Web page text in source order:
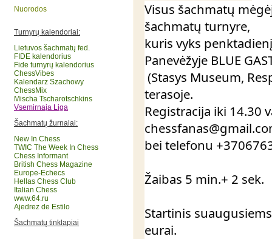
Nuorodos
Turnyrų kalendoriai:
Lietuvos šachmatų fed .
FIDE kalendorius
Fide turnyrų kalendorius
ChessVibes
Kalendarz Szachowy
ChessMix
Mischa Tscharotschkins
Vsemirnaja Liga
Šachmatų žurnalai:
New In Chess
TWIC The Week In Chess
Chess Informant
British Chess Magazine
Europe-Echecs
Hellas Chess Club
Italian Chess
www.64.ru
Ajedrez de Estilo
Šachmatų tinklapiai
Visus šachmatų
šachmatų turnyre,
kuris vyks
Panevėžyje BLUE
terasoje.
Registracija iki 14.30
bei telefonu
Žaibas 5 min.+ 2 sek.
Startinis
eurai.